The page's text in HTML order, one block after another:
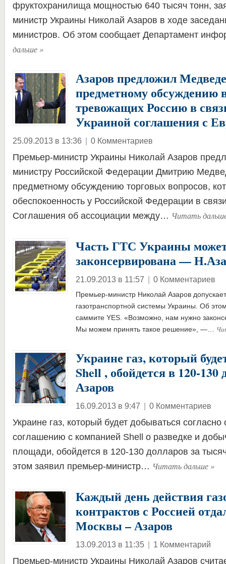
фруктохранилища мощностью 640 тысяч тонн,
министр Украины Николай Азаров в ходе
министров. Об этом сообщает Департамент
дальше»
Азаров предложил
предметному обсуждению
тревожащих Россию в
Украиной соглашения с
25.09.2013 в 13:36 | 0 Комментариев
Премьер-министр Украины Николай Азаров
министру Российской Федерации Дмитрию
предметному обсуждению торговых вопросов,
обеспокоенность у Российской Федерации в
Соглашения об ассоциации между… Читать
Часть ГТС Украины
законсервирована —
21.09.2013 в 11:57 | 0 Комментариев
Премьер-министр Николай Азаров
газотранспортной системы Украины. Об
саммите YES. «Возможно, нам нужно
Мы можем принять такое решение», —…
Украине газ, который
Shell , обойдется в 120-
Азаров
16.09.2013 в 9:47 | 0 Комментариев
Украине газ, который будет добываться
соглашению с компанией Shell о разведке и
площади, обойдется в 120-130 долларов за
этом заявил премьер-министр… Читать дальше»
Каждый день действия
контрактов с Россией
Москвы – Азаров
13.09.2013 в 11:35 | 1 Комментарий
Премьер-министр Украины Николай Азаров